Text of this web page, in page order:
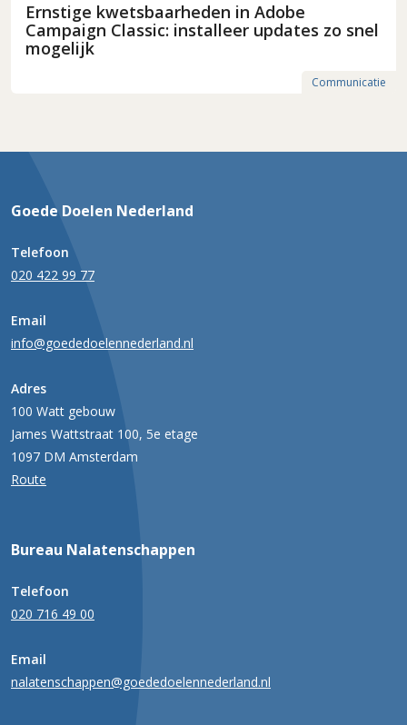
Ernstige kwetsbaarheden in Adobe
Campaign Classic: installeer updates zo snel
mogelijk
Communicatie
Goede Doelen Nederland
Telefoon
020 422 99 77
Email
info@goededoelennederland.nl
Adres
100 Watt gebouw
James Wattstraat 100, 5e etage
1097 DM Amsterdam
Route
Bureau Nalatenschappen
Telefoon
020 716 49 00
Email
nalatenschappen@goededoelennederland.nl